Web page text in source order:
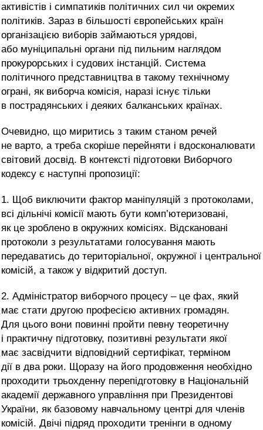
активістів і симпатиків політичних сил чи окремих
політиків. Зараз в більшості європейських країн
організацією виборів займаються урядові,
або муніципальні органи під пильним наглядом
прокурорських і судових інстанцій. Система
політичного представництва в такому технічному
ограні, як виборча комісія, наразі існує тільки
в пострадянських і деяких балканських країнах.
Очевидно, що миритись з таким станом речей
не варто, а треба скоріше перейняти і вдосконалювати
світовий досвід. В контексті підготовки Виборчого
кодексу є наступні пропозиції:
1. Щоб виключити фактор маніпуляцій з протоколами,
всі дільнічі комісії мають бути комп’ютеризовані,
як це зроблено в окружних комісіях. Відскановані
протоколи з результатами голосування мають
передаватись до територіальної, окружної і центральної
комісій, а також у відкритий доступ.
2. Адміністратор виборчого процесу – це фах, який
має стати другою професією активних громадян.
Для цього вони повинні пройти певну теоретичну
і практичну підготовку, позитивні результати якої
має засвідчити відповідний сертифікат, терміном
дії в два роки. Щоразу на його продовження необхідно
проходити трьохденну перепідготовку в Національній
академії державного управління при Президентові
України, як базовому навчальному центрі для членів
комісій. Двічі підряд проходити тренінги в одному